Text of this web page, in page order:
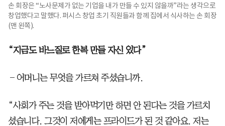
손 회장은 “노사문제가 없는 기업을 내가 만들 수 있지 않을까”라는 생각으로
창업했다고 말했다. 퍼시스 창업 초기 직원들과 함께 집에서 식사하는 손 회장
(맨 왼쪽).
“지금도 바느질로 한복 만들 자신 있다”
―어머니는 무엇을 가르쳐 주셨습니까.
“사회가 주는 것을 받아먹기만 하면 안 된다는 것을 가르치
셨습니다. 그것이 저에게는 프라이드가 된 것 같아요. 저는